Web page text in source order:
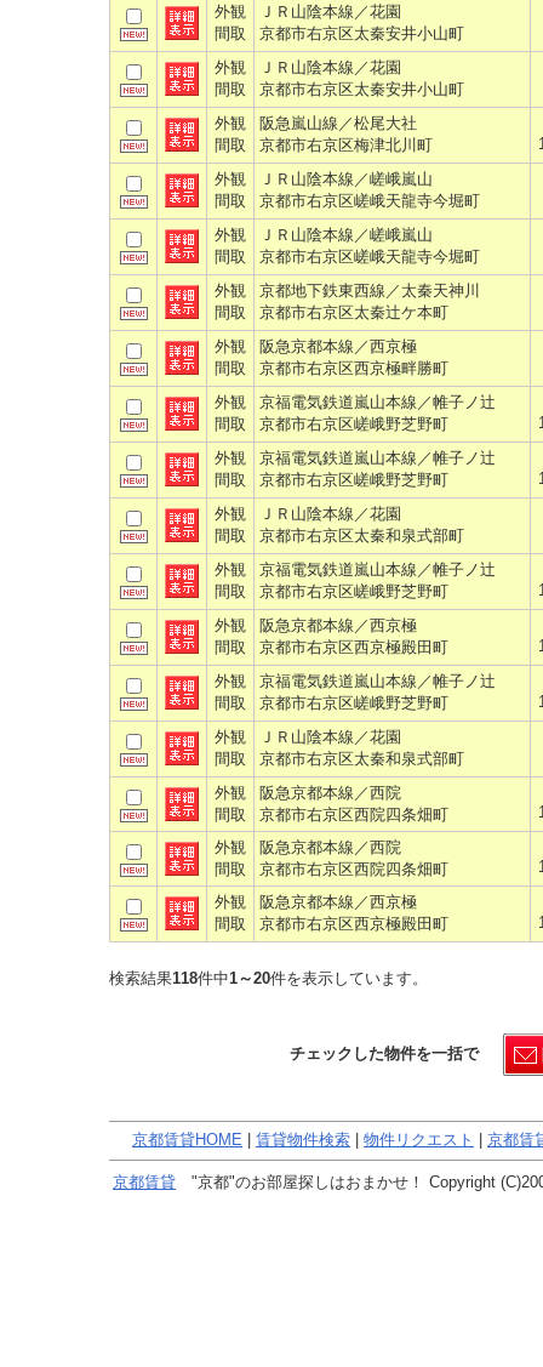
外観
間取
ＪＲ山陰本線／花園
京都市右京区太秦安井小山町
外観
間取
ＪＲ山陰本線／花園
京都市右京区太秦安井小山町
外観
間取
阪急嵐山線／松尾大社
京都市右京区梅津北川町
外観
間取
ＪＲ山陰本線／嵯峨嵐山
京都市右京区嵯峨天龍寺今堀町
外観
間取
ＪＲ山陰本線／嵯峨嵐山
京都市右京区嵯峨天龍寺今堀町
外観
間取
京都地下鉄東西線／太秦天神川
京都市右京区太秦辻ケ本町
外観
間取
阪急京都本線／西京極
京都市右京区西京極畔勝町
外観
間取
京福電気鉄道嵐山本線／帷子ノ辻
京都市右京区嵯峨野芝野町
外観
間取
京福電気鉄道嵐山本線／帷子ノ辻
京都市右京区嵯峨野芝野町
外観
間取
ＪＲ山陰本線／花園
京都市右京区太秦和泉式部町
外観
間取
京福電気鉄道嵐山本線／帷子ノ辻
京都市右京区嵯峨野芝野町
外観
間取
阪急京都本線／西京極
京都市右京区西京極殿田町
外観
間取
京福電気鉄道嵐山本線／帷子ノ辻
京都市右京区嵯峨野芝野町
外観
間取
ＪＲ山陰本線／花園
京都市右京区太秦和泉式部町
外観
間取
阪急京都本線／西院
京都市右京区西院四条畑町
外観
間取
阪急京都本線／西院
京都市右京区西院四条畑町
外観
間取
阪急京都本線／西京極
京都市右京区西京極殿田町
検索結果118件中1～20件を表示しています。
チェックした物件を一括で
京都賃貸HOME 賃貸物件検索 物件リクエスト 京都賃
京都賃貸 "京都"のお部屋探しはおまかせ！ Copyright